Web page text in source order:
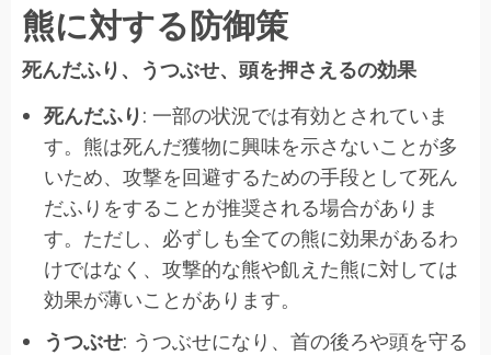
熊に対する防御策
死んだふり、うつぶせ、頭を押さえるの効果
死んだふり: 一部の状況では有効とされていま
す。熊は死んだ獲物に興味を示さないことが多
いため、攻撃を回避するための手段として死ん
だふりをすることが推奨される場合がありま
す。ただし、必ずしも全ての熊に効果があるわ
けではなく、攻撃的な熊や飢えた熊に対しては
効果が薄いことがあります。
うつぶせ: うつぶせになり、首の後ろや頭を守る